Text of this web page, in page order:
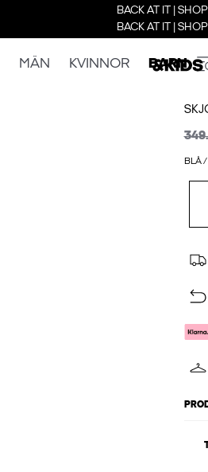
BACK AT IT |
BACK AT IT |
MÄN KVINNOR BARN
BLÅ